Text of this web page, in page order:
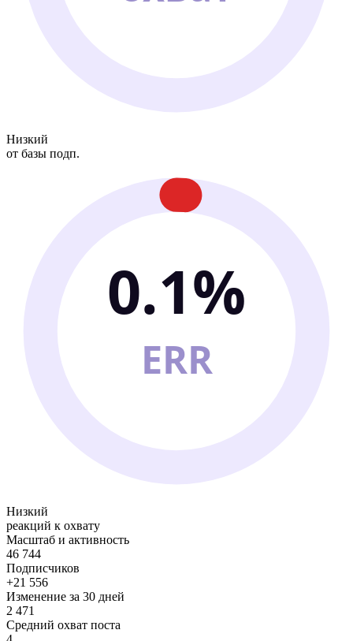
Низкий
от базы подп.
0.1%
ERR
Низкий
реакций к охвату
Масштаб и активность
46 744
Подписчиков
+21 556
Изменение за 30 дней
2 471
Средний охват поста